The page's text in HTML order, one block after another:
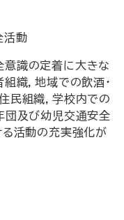
活動
意識の定着に大きな
織，地域での飲酒・
民組織，学校内での
団及び幼児交通安全
る活動の充実強化が